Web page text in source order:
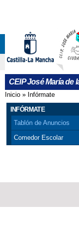
CEIP José María de
Se
Inicio » Infórmate
INFÓRMATE
Tablón de Anuncios
Comedor Escolar